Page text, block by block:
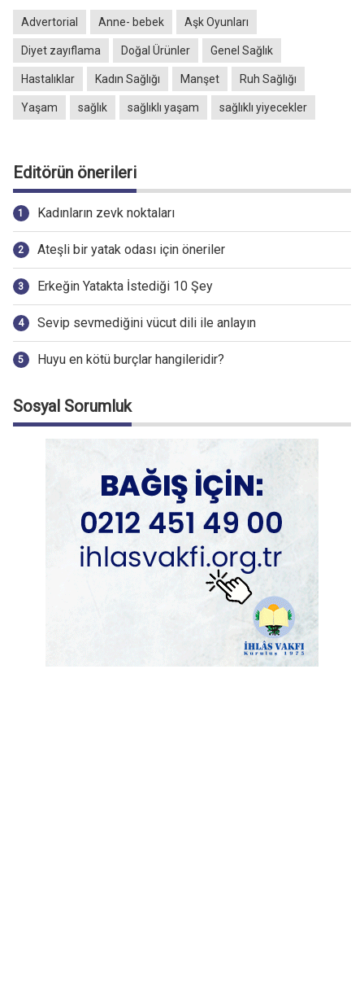
Advertorial Anne- bebek Aşk Oyunları
Diyet zayıflama Doğal Ürünler Genel Sağlık
Hastalıklar Kadın Sağlığı Manşet Ruh Sağlığı
Yaşam sağlık sağlıklı yaşam sağlıklı yiyecekler
Editörün önerileri
Kadınların zevk noktaları
Ateşli bir yatak odası için öneriler
Erkeğin Yatakta İstediği 10 Şey
Sevip sevmediğini vücut dili ile anlayın
Huyu en kötü burçlar hangileridir?
Sosyal Sorumluk